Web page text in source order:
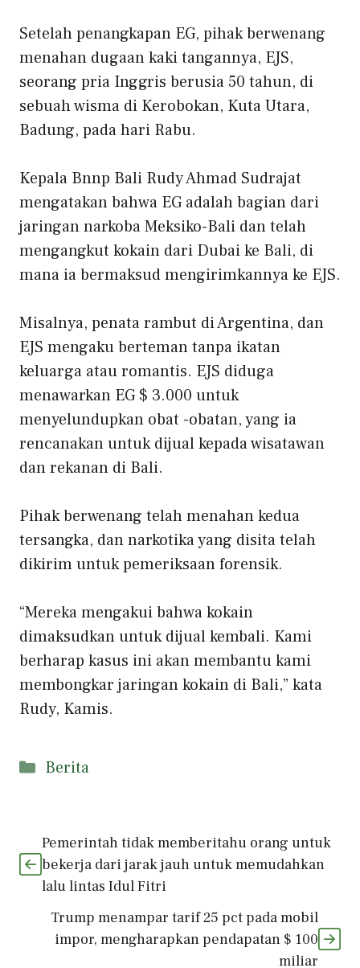
Setelah penangkapan EG, pihak berwenang
menahan dugaan kaki tangannya, EJS,
seorang pria Inggris berusia 50 tahun, di
sebuah wisma di Kerobokan, Kuta Utara,
Badung, pada hari Rabu.
Kepala Bnnp Bali Rudy Ahmad Sudrajat
mengatakan bahwa EG adalah bagian dari
jaringan narkoba Meksiko-Bali dan telah
mengangkut kokain dari Dubai ke Bali, di
mana ia bermaksud mengirimkannya ke EJS.
Misalnya, penata rambut di Argentina, dan
EJS mengaku berteman tanpa ikatan
keluarga atau romantis. EJS diduga
menawarkan EG $ 3.000 untuk
menyelundupkan obat -obatan, yang ia
rencanakan untuk dijual kepada wisatawan
dan rekanan di Bali.
Pihak berwenang telah menahan kedua
tersangka, dan narkotika yang disita telah
dikirim untuk pemeriksaan forensik.
“Mereka mengakui bahwa kokain
dimaksudkan untuk dijual kembali. Kami
berharap kasus ini akan membantu kami
membongkar jaringan kokain di Bali,” kata
Rudy, Kamis.
Kategori
Berita
Pemerintah tidak memberitahu orang untuk
bekerja dari jarak jauh untuk memudahkan
lalu lintas Idul Fitri
Trump menampar tarif 25 pct pada mobil
impor, mengharapkan pendapatan $ 100
miliar